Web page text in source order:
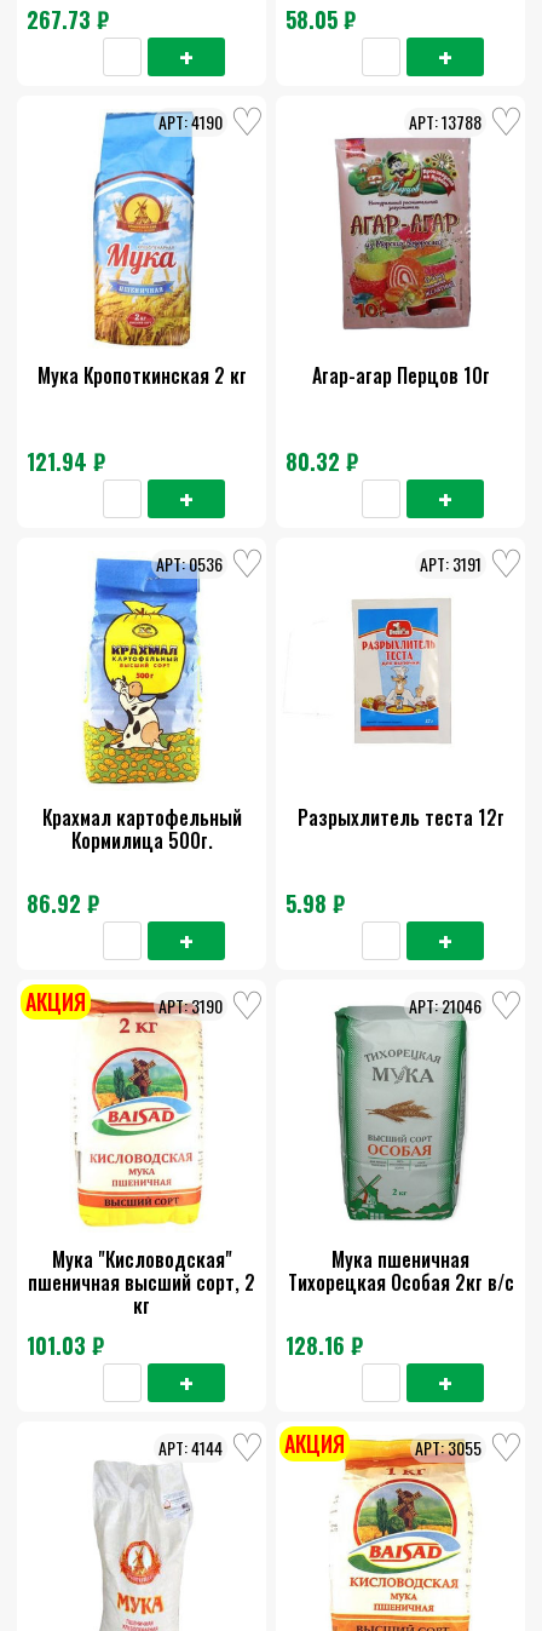
267.73 ₽ 58.05 ₽
Мука Кропоткинская 2 кг
121.94 ₽
4190
Агар-агар Перцов 10г
80.32 ₽
13788
Крахмал картофельный
Кормилица 500г.
86.92 ₽
0536
Разрыхлитель теста 12г
5.98 ₽
3191
Мука "Кисловодская"
пшеничная высший сорт, 2
кг
101.03 ₽
3190
АКЦИЯ
Мука пшеничная
Тихорецкая Особая 2кг в/с
128.16 ₽
21046
4144 3055
АКЦИЯ